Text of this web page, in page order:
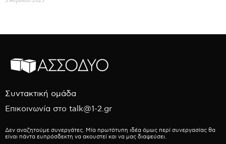
Συντακτική ομάδα
Επικοινωνία στο talk@1-2.gr
Δεν αναζητούμε συνεργάτες. Μία πρωτότυπη ιδέα όμως περί συνεργασίας θα
είναι πάντα ευπρόσδεκτη να ακουστεί και να μας διαψεύσει.